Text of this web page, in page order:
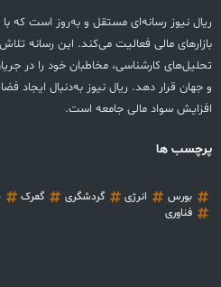
ریال نیوز رسانه‌ای مستقل و به‌روز است که با
بازارهای مالی فعالیت می‌کند. این رسانه
تحلیل‌های کارشناسی، مخاطبان خود را در
و جهان قرار دهد. ریال نیوز به‌دنبال ایجاد
افزایش سواد مالی جامعه است.
پرچسب ها
بورس انرژی گردشگری گمرک
فناوری